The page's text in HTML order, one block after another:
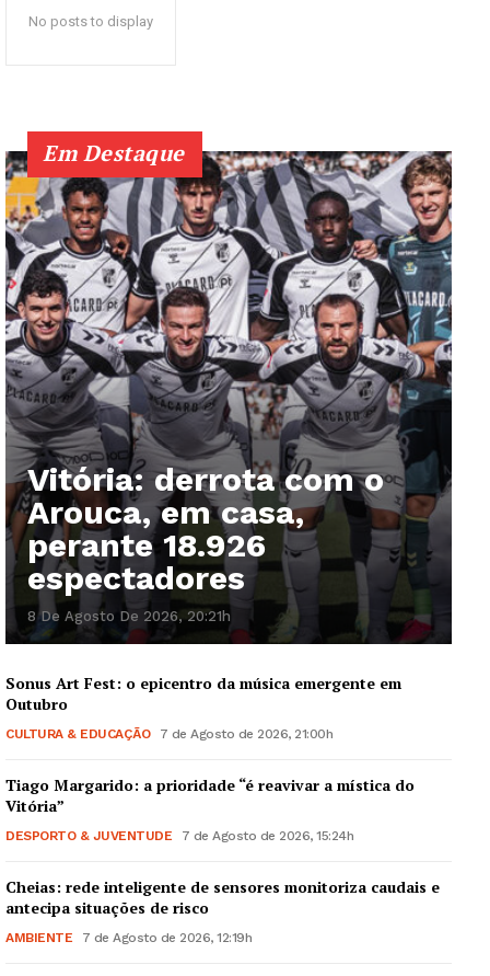
No posts to display
Em Destaque
Vitória: derrota com o
Arouca, em casa,
perante 18.926
espectadores
8 De Agosto De 2026, 20:21h
Sonus Art Fest: o epicentro da música emergente em
Outubro
CULTURA & EDUCAÇÃO 7 de Agosto de 2026, 21:00h
Tiago Margarido: a prioridade “é reavivar a mística do
Vitória”
DESPORTO & JUVENTUDE 7 de Agosto de 2026, 15:24h
Cheias: rede inteligente de sensores monitoriza caudais e
antecipa situações de risco
AMBIENTE 7 de Agosto de 2026, 12:19h